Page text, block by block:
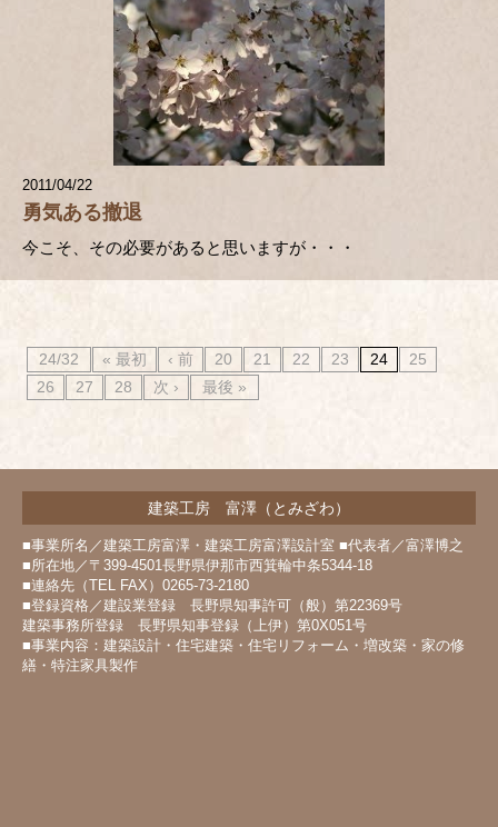
2011/04/22
勇気ある撤退
今こそ、その必要があると思いますが・・・
24/32 « 最初 ‹ 前 20 21 22 23 24
25
26
27 28 次 › 最後 »
建築工房 富澤（とみざわ）
■事業所名／建築工房富澤・建築工房富澤設計室 ■代表者／富澤博之
■所在地／〒399-4501長野県伊那市西箕輪中条5344-18
■連絡先（TEL FAX）0265-73-2180
■登録資格／建設業登録 長野県知事許可（般）第22369号
建築事務所登録 長野県知事登録（上伊）第0X051号
■事業内容：建築設計・住宅建築・住宅リフォーム・増改築・家の修
繕・特注家具製作